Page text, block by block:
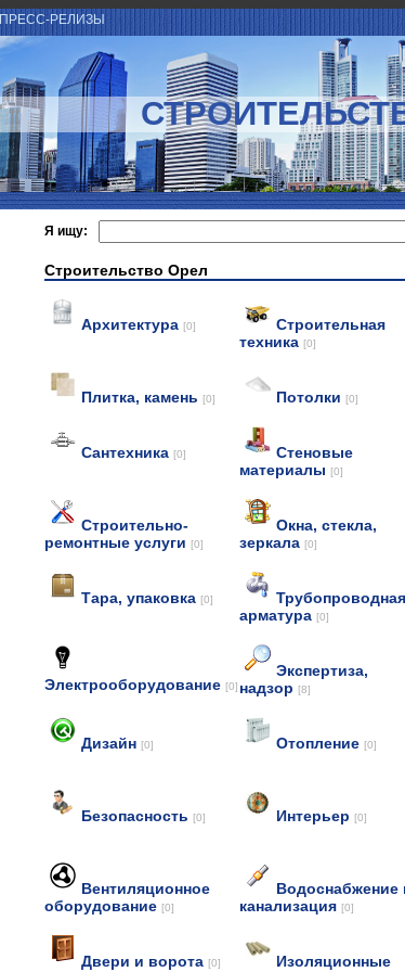
ПРЕСС-РЕЛИЗЫ
Я ищу:
Строительство Орел
Архитектура [0]
Строительная
техника [0]
Плитка, камень [0] Потолки [0]
Сантехника [0]
Стеновые
материалы [0]
Строительно-
ремонтные услуги [0]
Окна, стекла,
зеркала [0]
Тара, упаковка [0]
Трубопроводная
арматура [0]
Электрооборудование [0]
Экспертиза,
надзор [8]
Дизайн [0] Отопление [0]
Безопасность [0] Интерьер [0]
Вентиляционное
оборудование [0]
Водоснабжение
канализация [0]
Двери и ворота [0]
Изоляционные